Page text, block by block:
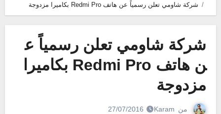
شركة شاومي تعلن رسمياً عن هاتف Redmi Pro بكاميرا مزدوجة
شركة شاومي تعلن رسمياً ع
ن هاتف Redmi Pro بكاميرا
مزدوجة
من Karam
27/07/2016